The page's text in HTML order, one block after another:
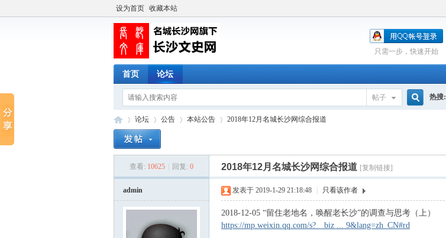
设为首页 收藏本站
只需一步，快速开始
首页 论坛
帖子 热搜:
论坛
›
公告
›
本站公告 2018年12月名城长沙网综合报道
查看: 10625 回复: 0 2018年12月名城长沙网综合报道 [复制链接]
admin 发表于 2019-1-29 21:18:48 只看该作者
2018-12-05 “留住老地名，唤醒老长沙”的调查与思考（上）
https://mp.weixin.qq.com/s?__biz ... 9&lang=zh_CN#rd